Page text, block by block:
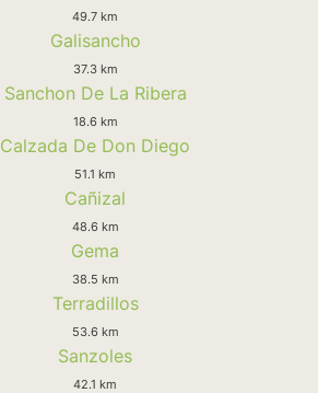
49.7 km
Galisancho
37.3 km
Sanchon De La Ribera
18.6 km
Calzada De Don Diego
51.1 km
Cañizal
48.6 km
Gema
38.5 km
Terradillos
53.6 km
Sanzoles
42.1 km